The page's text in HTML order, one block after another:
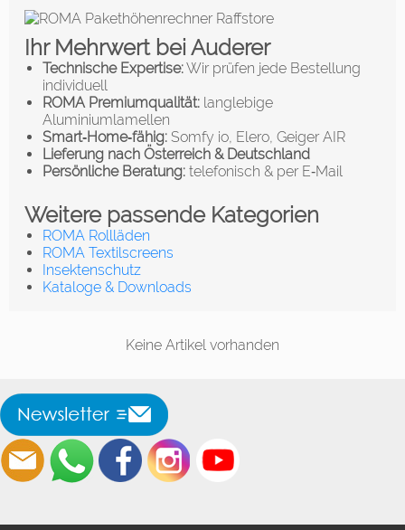
Ihr Mehrwert bei Auderer
Technische Expertise:Wir prüfen jede Bestellung
individuell
ROMA Premiumqualität: langlebige
Aluminiumlamellen
Smart‑Home‑fähig: Somfy io, Elero, Geiger AIR
Lieferung nach Österreich & Deutschland
Persönliche Beratung: telefonisch & per E‑Mail
Weitere passende Kategorien
ROMA Rollläden
ROMA Textilscreens
Insektenschutz
Kataloge & Downloads
Keine Artikel vorhanden